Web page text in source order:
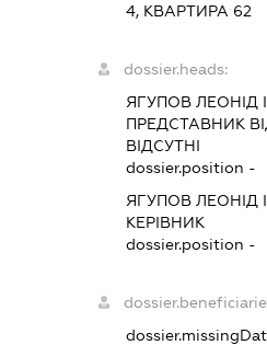
4, КВАРТИРА 62
dossier.heads:
ЯГУПОВ ЛЕОНІД
ПРЕДСТАВНИК
ВІДСУТНІ
dossier.position -
ЯГУПОВ ЛЕОНІД
КЕРІВНИК
dossier.position -